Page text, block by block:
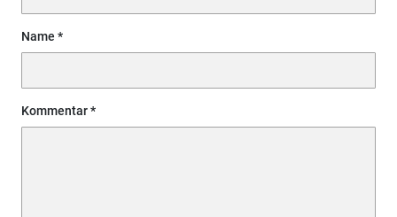
Name
Kommentar